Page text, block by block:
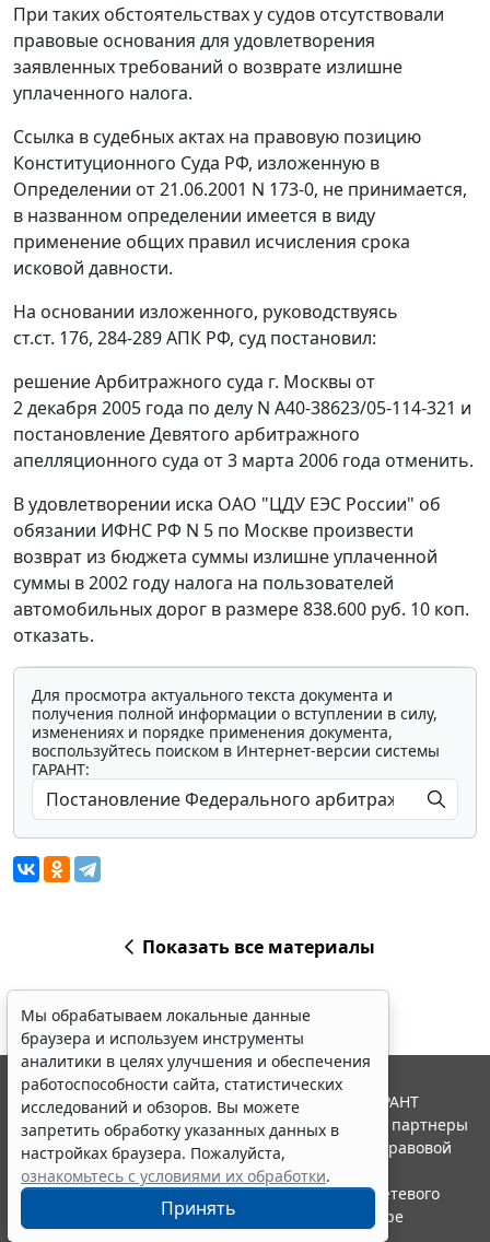
При таких обстоятельствах у судов отсутствовали
правовые основания для удовлетворения
заявленных требований о возврате излишне
уплаченного налога.
Ссылка в судебных актах на правовую позицию
Конституционного Суда РФ, изложенную в
Определении от 21.06.2001 N 173-0, не принимается,
в названном определении имеется в виду
применение общих правил исчисления срока
исковой давности.
На основании изложенного, руководствуясь
ст.ст. 176, 284-289АПК РФ, суд постановил:
решение Арбитражного суда г. Москвы от
2 декабря 2005 года по делу N А40-38623/05-114-321 и
постановление Девятого арбитражного
апелляционного суда от 3 марта 2006 года отменить.
В удовлетворении иска ОАО "ЦДУ ЕЭС России" об
обязании ИФНС РФ N 5 по Москве произвести
возврат из бюджета суммы излишне уплаченной
суммы в 2002 году налога на пользователей
автомобильных дорог в размере 838.600 руб. 10 коп.
отказать.
Для просмотра актуального текста документа и
получения полной информации о вступлении в силу,
изменениях и порядке применения документа,
воспользуйтесь поиском в Интернет-версии системы
ГАРАНТ:
Показать все материалы
Мы обрабатываем локальные данные
браузера и используем инструменты
аналитики в целях улучшения и обеспечения
работоспособности сайта, статистических
исследований и обзоров. Вы можете
запретить обработку указанных данных в
настройках браузера. Пожалуйста,
ознакомьтесь с условиями их обработки.
Принять
© ООО "НПП "ГАРАНТ-СЕРВИС", 2026. Система ГАРАНТ
выпускается с 1990 года. Компания "Гарант" и ее партнеры
являются участниками Российской ассоциации правовой
информации ГАРАНТ.
Портал ГАРАНТ.РУ зарегистрирован в качестве сетевого
издания Федеральной службой по надзору в сфере